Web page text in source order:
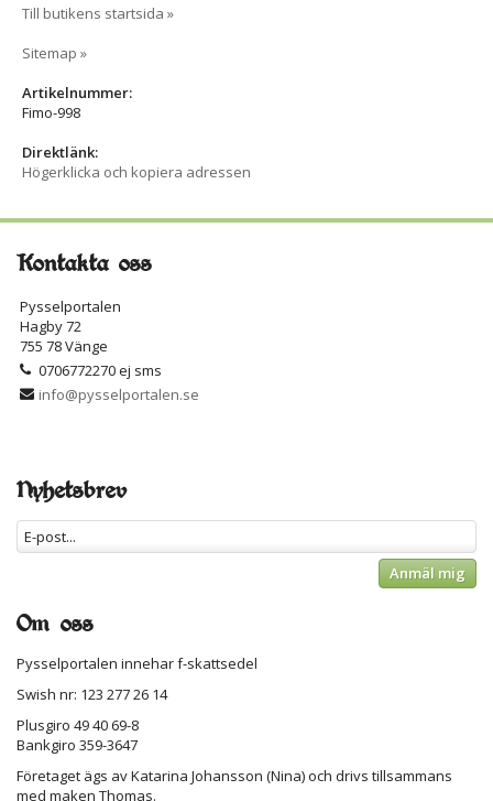
Till butikens startsida »
Sitemap »
Artikelnummer:
Fimo-998
Direktlänk:
Högerklicka och kopiera adressen
Kontakta oss
Pysselportalen
Hagby 72
755 78 Vänge
0706772270 ej sms
info@pysselportalen.se
Nyhetsbrev
Anmäl mig
Om oss
Pysselportalen innehar f-skattsedel
Swish nr: 123 277 26 14
Plusgiro 49 40 69-8
Bankgiro 359-3647
Företaget ägs av Katarina Johansson (Nina) och drivs tillsammans
med maken Thomas.